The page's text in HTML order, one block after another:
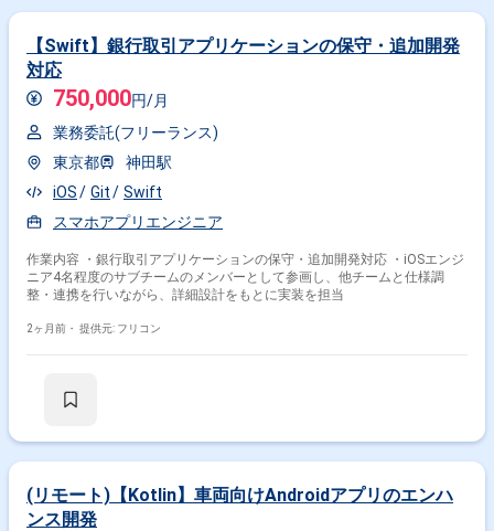
【Swift】銀行取引アプリケーションの保守・追加開発
対応
750,000円/月
業務委託(フリーランス)
東京都
神田駅
iOS
Git
Swift
スマホアプリエンジニア
作業内容 ・銀行取引アプリケーションの保守・追加開発対応 ・iOSエンジ
ニア4名程度のサブチームのメンバーとして参画し、他チームと仕様調
整・連携を行いながら、詳細設計をもとに実装を担当
2ヶ月前・ 提供元: フリコン
(リモート)【Kotlin】車両向けAndroidアプリのエンハ
ンス開発
Android
Objective-C
AWS
その他の職種から探す
アプリケーションエンジニア
ネイティブアプリエンジニア
サーバーサイドエンジニア
バックエンドエンジニア